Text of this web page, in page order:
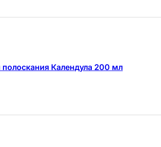
полоскания Календула 200 мл